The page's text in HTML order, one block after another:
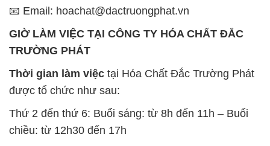
📧 Email: hoachat@dactruongphat.vn
GIỜ LÀM VIỆC TẠI CÔNG TY HÓA CHẤT ĐẮC
TRƯỜNG PHÁT
Thời gian làm việc tại Hóa Chất Đắc Trường Phát
được tổ chức như sau:
Thứ 2 đến thứ 6: Buổi sáng: từ 8h đến 11h – Buổi
chiều: từ 12h30 đến 17h